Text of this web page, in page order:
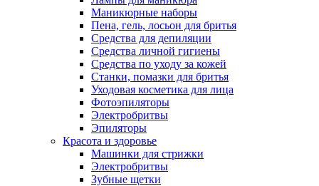
Маникюрные наборы
Пена, гель, лосьон для бритья
Средства для депиляции
Средства личной гигиены
Средства по уходу за кожей
Станки, помазки для бритья
Уходовая косметика для лица
Фотоэпиляторы
Электробритвы
Эпиляторы
Красота и здоровье
Машинки для стрижки
Электробритвы
Зубные щетки